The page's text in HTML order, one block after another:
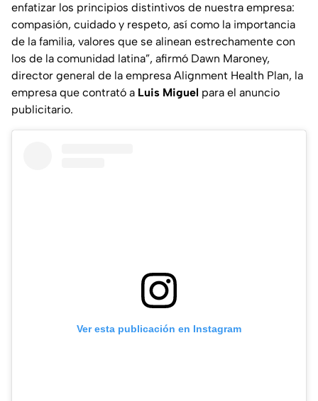
enfatizar los principios distintivos de nuestra empresa:
compasión, cuidado y respeto, así como la importancia
de la familia, valores que se alinean estrechamente con
los de la comunidad latina”, afirmó Dawn Maroney,
director general de la empresa Alignment Health Plan, la
empresa que contrató a Luis Miguel para el anuncio
publicitario.
Ver esta publicación en Instagram